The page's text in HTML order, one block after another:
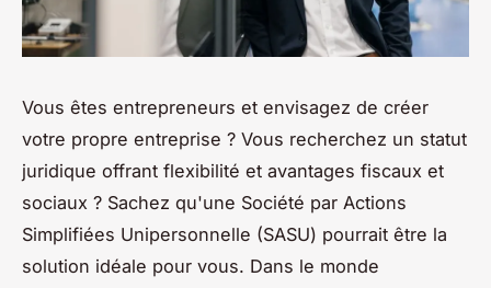
Vous êtes entrepreneurs et envisagez de créer
votre propre entreprise ? Vous recherchez un statut
juridique offrant flexibilité et avantages fiscaux et
sociaux ? Sachez qu'une Société par Actions
Simplifiées Unipersonnelle (SASU) pourrait être la
solution idéale pour vous. Dans le monde